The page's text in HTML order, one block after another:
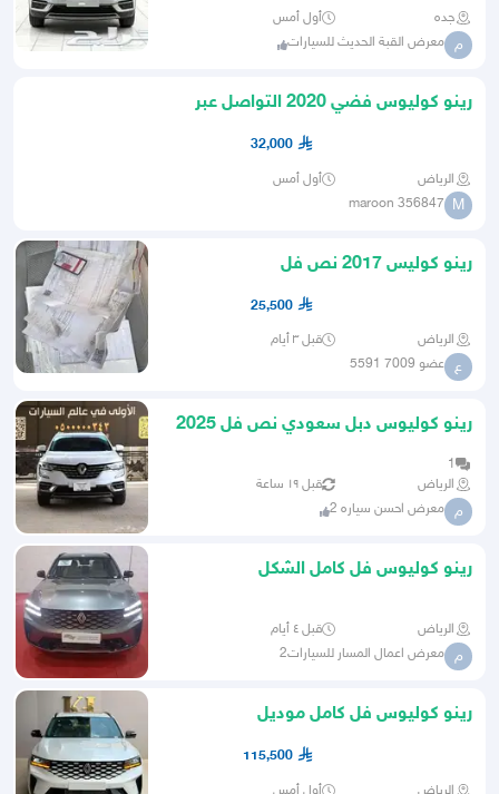
جده أول أمس
م معرض القبة الحديث للسيارات
رينو كوليوس فضي 2020 التواصل عبر
32,000
الرياض أول أمس
M
maroon 356847
رينو كوليس 2017 نص فل
25,500
الرياض قبل ٣ أيام
ع عضو 7009 5591
رينو كوليوس دبل سعودي نص فل 2025
1
الرياض
قبل ١٩ ساعة
م معرض احسن سياره 2
رينو كوليوس فل كامل الشكل
الرياض قبل ٤ أيام
م معرض اعمال المسار للسيارات2
رينو كوليوس فل كامل موديل
115,500
الرياض أول أمس